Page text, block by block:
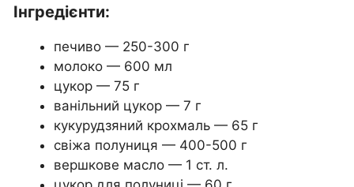
Інгредієнти:
печиво — 250-300 г
молоко — 600 мл
цукор — 75 г
ванільний цукор — 7 г
кукурудзяний крохмаль — 65 г
свіжа полуниця — 400-500 г
вершкове масло — 1 ст. л.